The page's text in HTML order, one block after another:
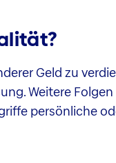
Geld zu
Weitere
persönliche